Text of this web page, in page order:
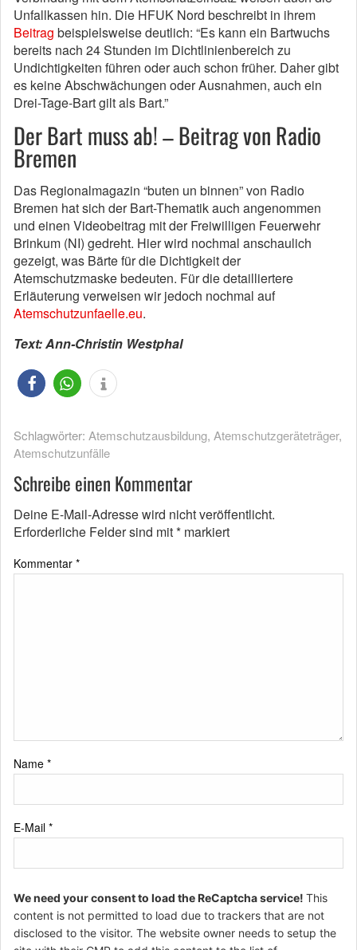
Unfallkassen hin. Die HFUK Nord beschreibt in ihrem
Beitrag beispielsweise deutlich: “Es kann ein Bartwuchs
bereits nach 24 Stunden im Dichtlinienbereich zu
Undichtigkeiten führen oder auch schon früher. Daher gibt
es keine Abschwächungen oder Ausnahmen, auch ein
Drei-Tage-Bart gilt als Bart.”
Der Bart muss ab! – Beitrag von Radio
Bremen
Das Regionalmagazin “buten un binnen” von Radio
Bremen hat sich der Bart-Thematik auch angenommen
und einen Videobeitrag mit der Freiwilligen Feuerwehr
Brinkum (NI) gedreht. Hier wird nochmal anschaulich
gezeigt, was Bärte für die Dichtigkeit der
Atemschutzmaske bedeuten. Für die detailliertere
Erläuterung verweisen wir jedoch nochmal auf
Atemschutzunfaelle.eu.
Text: Ann-Christin Westphal
Schlagwörter: Atemschutzausbildung, Atemschutzgeräteträger,
Atemschutzunfälle
Schreibe einen Kommentar
Deine E-Mail-Adresse wird nicht veröffentlicht.
Erforderliche Felder sind mit* markiert
Kommentar *
Name *
E-Mail *
We need your consent to load the ReCaptcha service! This
content is not permitted to load due to trackers that are not
disclosed to the visitor. The website owner needs to setup the